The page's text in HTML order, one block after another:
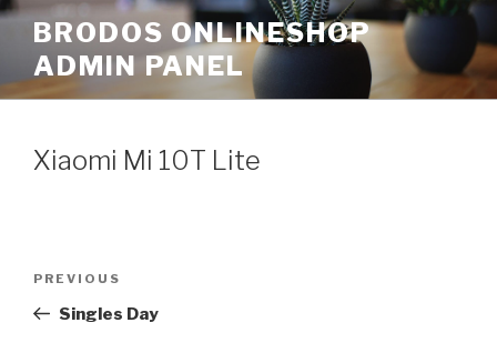
Skip
content
BRODOS ONLINESHOP
ADMIN PANEL
Xiaomi Mi 10T Lite
Previous
Post
PREVIOUS
Singles Day